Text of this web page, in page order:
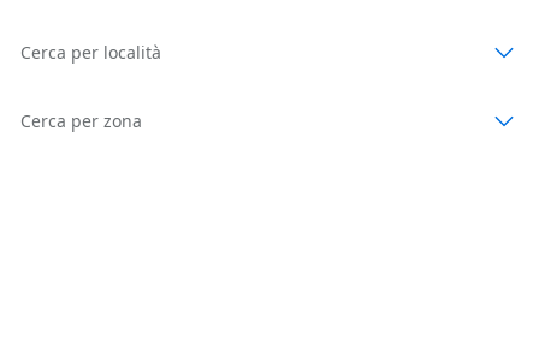
Cerca per località
Cerca per zona